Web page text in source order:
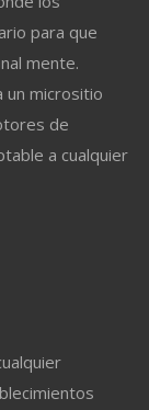
para que
mente.
un micrositio
de
a cualquier